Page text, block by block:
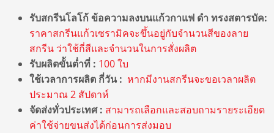
รับสกรีนโลโก้ ข้อความลงบนแก้วกาแฟ ดำ ทรงสตารบัค:
ราคาสกรีนแก้วเซรามิคจะขึ้นอยู่กับจำนวนสีของลาย
สกรีน ว่าใช้กี่สีและจำนวนในการสั่งผลิต
รับผลิตขั้นต่ำที่ : 100 ใบ
ใช้เวลาการผลิต กี่วัน : หากมีงานสกรีนจะขอเวลาผลิต
ประมาณ 2 สัปดาห์
จัดส่งทั่วประเทศ : สามารถเลือกและสอบถามรายระเอียด
ค่าใช้จ่ายขนส่งได้ก่อนการส่งมอบ